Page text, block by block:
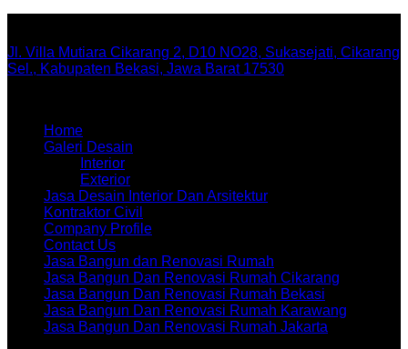
Jl. Villa Mutiara Cikarang 2, D10 NO28, Sukasejati, Cikarang
Sel., Kabupaten Bekasi, Jawa Barat 17530
Home
Galeri Desain
Interior
Exterior
Jasa Desain Interior Dan Arsitektur
Kontraktor Civil
Company Profile
Contact Us
Jasa Bangun dan Renovasi Rumah
Jasa Bangun Dan Renovasi Rumah Cikarang
Jasa Bangun Dan Renovasi Rumah Bekasi
Jasa Bangun Dan Renovasi Rumah Karawang
Jasa Bangun Dan Renovasi Rumah Jakarta